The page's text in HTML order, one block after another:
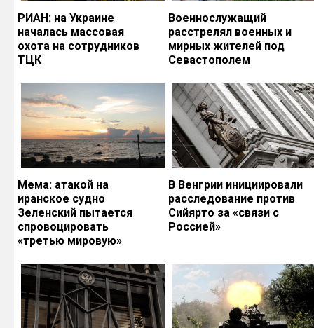
РИАН: на Украине
началась массовая
охота на сотрудников
ТЦК
Военнослужащий
расстрелял военных и
мирных жителей под
Севастополем
Мема: атакой на
иранское судно
Зеленский пытается
спровоцировать
«третью мировую»
В Венгрии инициировали
расследование против
Сийярто за «связи с
Россией»